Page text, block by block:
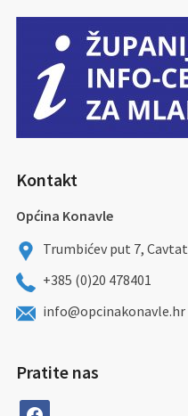
Kontakt
Općina Konavle
Trumbićev put 7, Cavtat
+385 (0)20 478401
info@opcinakonavle.hr
Pratite nas
facebook